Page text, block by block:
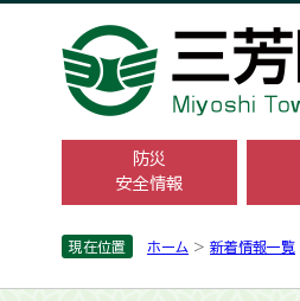
防災
安全情報
現在位置 ホーム > 新着情報一覧